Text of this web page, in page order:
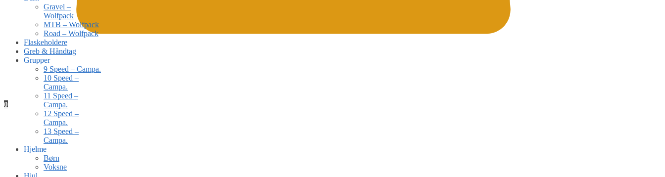
0
Gravel –
Wolfpack
MTB – Wolfpack
Road – Wolfpack
Flaskeholdere
Greb & Håndtag
Grupper
9 Speed – Campa.
10 Speed –
Campa.
11 Speed –
Campa.
12 Speed –
Campa.
13 Speed –
Campa.
Hjelme
Børn
Voksne